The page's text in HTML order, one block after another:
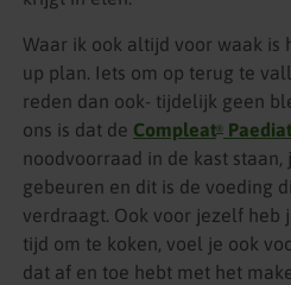
Waar ik ook altijd voor waak is
up plan. Iets om op terug te
reden dan ook- tijdelijk geen
ons is dat de Compleat®
noodvoorraad in de kast
gebeuren en dit is de voeding
verdraagt. Ook voor jezelf heb
tijd om te koken, voel je ook
dat af en toe hebt met het